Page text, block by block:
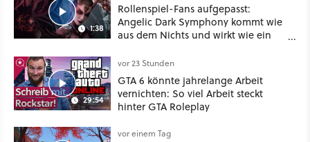
1:38
Rollenspiel-Fans aufgepasst:
Angelic Dark Symphony kommt wie
aus dem Nichts und wirkt wie ein
Mass Effect
29:54
vor 23 Stunden
GTA 6 könnte jahrelange Arbeit
vernichten: So viel Arbeit steckt
hinter GTA Roleplay
vor einem Tag